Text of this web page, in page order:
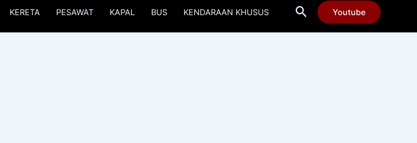
KERETA PESAWAT KAPAL BUS KENDARAAN KHUSUS Cari Youtube